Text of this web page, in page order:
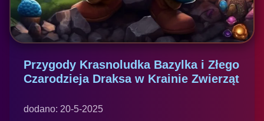
Przygody Krasnoludka Bazylka i Złego
Czarodzieja Draksa w Krainie Zwierząt
dodano: 20-5-2025